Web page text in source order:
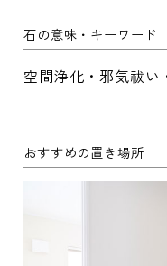
石の意味・キーワード
空間浄化・邪気祓い
おすすめの置き場所